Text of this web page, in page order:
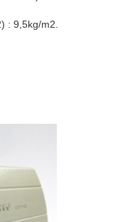
: 9,5kg/m2.